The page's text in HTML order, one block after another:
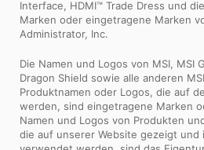
Interface, HDMI™ Trade Dress und
Marken oder eingetragene Marken
Administrator, Inc.
Die Namen und Logos von MSI, MSI
Dragon Shield sowie alle anderen
Produktnamen oder Logos, die auf
werden, sind eingetragene Marken
Namen und Logos von Produkten
die auf unserer Website gezeigt und